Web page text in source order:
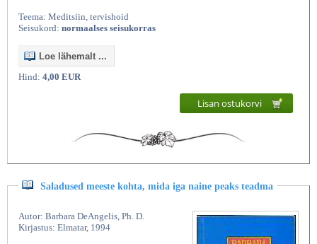
Teema: Meditsiin, tervishoid
Seisukord: normaalses seisukorras
Loe lähemalt ...
Hind: 4,00 EUR
Lisan ostukorvi
Saladused meeste kohta, mida iga naine peaks teadma
Autor: Barbara DeAngelis, Ph. D.
Kirjastus: Elmatar, 1994